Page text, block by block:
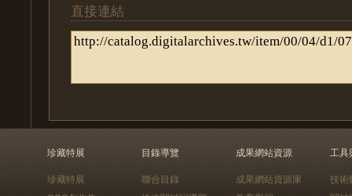
直接連結
珍藏特展
珍藏特展
目錄導覽
聯合目錄
成果網站資源
成果網站資源庫
工具
技術